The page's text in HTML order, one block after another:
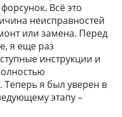
Всё это
неисправностей
или замена. Перед
я еще раз
инструкции и
я был уверен в
этапу –